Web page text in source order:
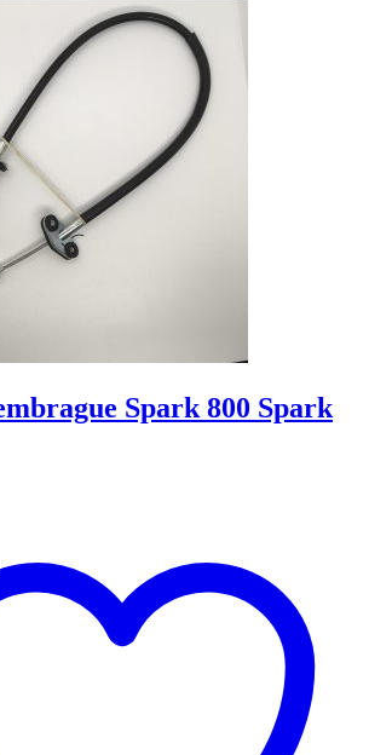
Spark 800 Spark